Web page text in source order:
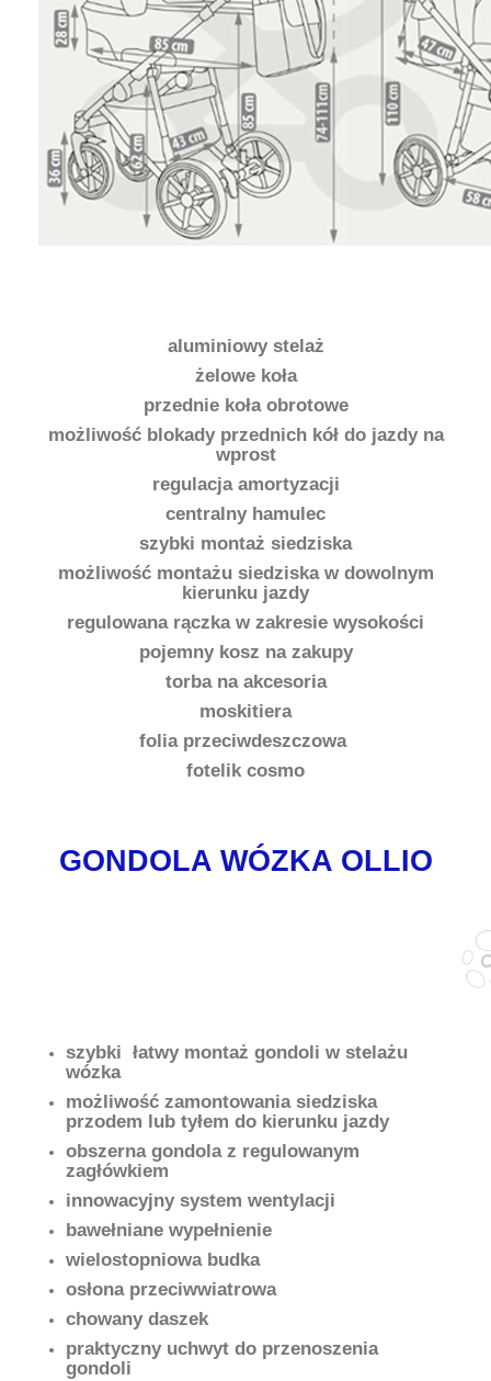
aluminiowy stelaż
żelowe koła
przednie koła obrotowe
możliwość blokady przednich kół do jazdy na
wprost
regulacja amortyzacji
centralny hamulec
szybki montaż siedziska
możliwość montażu siedziska w dowolnym
kierunku jazdy
regulowana rączka w zakresie wysokości
pojemny kosz na zakupy
torba na akcesoria
moskitiera
folia przeciwdeszczowa
fotelik cosmo
GONDOLA WÓZKA OLLIO
szybki łatwy montaż gondoli w stelażu
wózka
możliwość zamontowania siedziska
przodem lub tyłem do kierunku jazdy
obszerna gondola z regulowanym
zagłówkiem
innowacyjny system wentylacji
bawełniane wypełnienie
wielostopniowa budka
osłona przeciwwiatrowa
chowany daszek
praktyczny uchwyt do przenoszenia
gondoli